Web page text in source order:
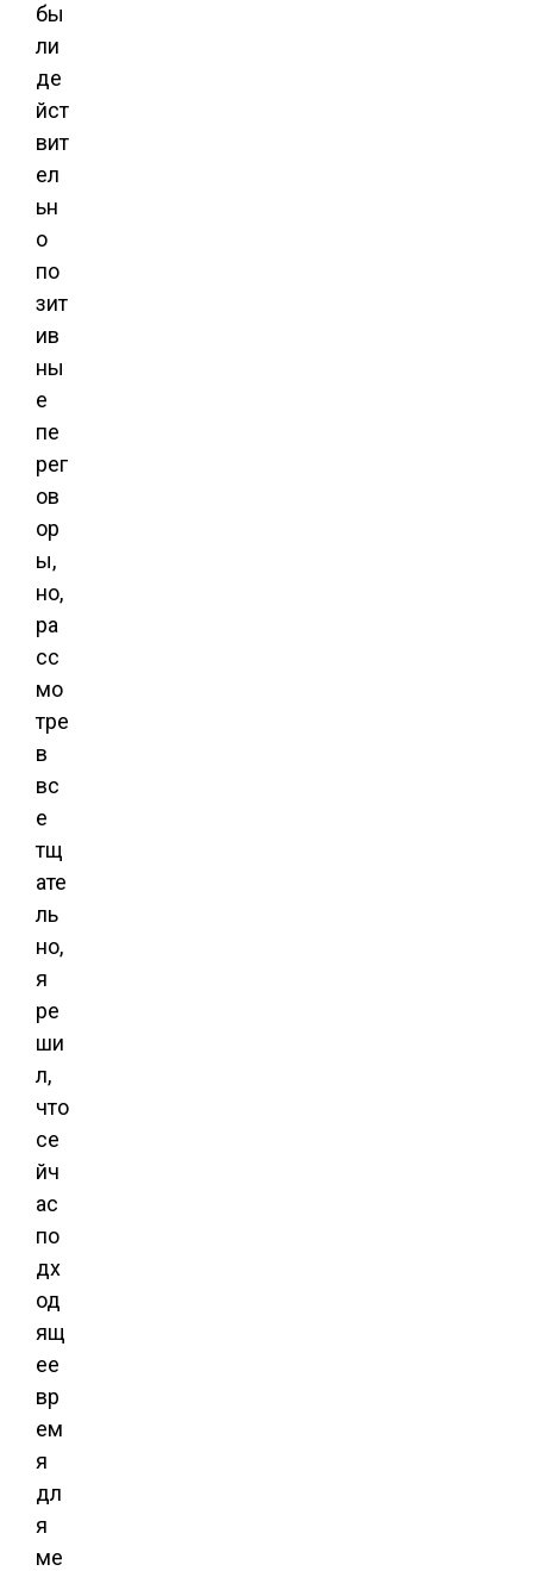
бы
ли
де
йст
вит
ел
ьн
о
по
зит
ив
ны
е
пе
рег
ов
ор
ы,
но,
ра
сс
мо
тре
в
вс
е
тщ
ате
ль
но,
я
ре
ши
л,
что
се
йч
ас
по
дх
од
ящ
ее
вр
ем
я
дл
я
ме